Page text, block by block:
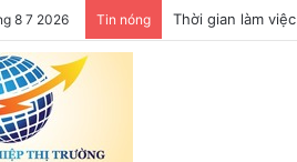
8 7 2026 Tin nóng Việt Nam hướng